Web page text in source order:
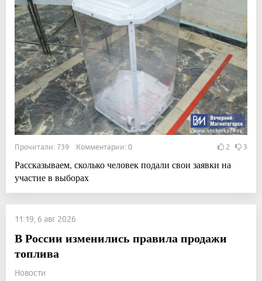
Прочитали: 739 Комментарии: 0 2 3
Рассказываем, сколько человек подали свои заявки на
участие в выборах
11:19, 6 авг 2026
В России изменились правила продажи
топлива
Новости